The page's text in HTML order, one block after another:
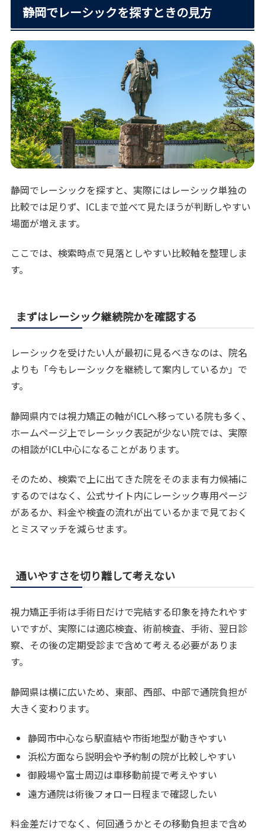
静岡でレーシックを探すときの見方
静岡でレーシックを探すと、実際にはレーシック単独の
比較では足りず、ICLまで並べて見たほうが判断しやすい
場面が増えます。
ここでは、検索時点で見落としやすい比較軸を整理しま
す。
まずはレーシック継続院かを確認する
レーシックを受けたい人が最初に見るべきなのは、院名
よりも「今もレーシックを継続して案内しているか」で
す。
静岡県内では視力矯正の軸がICLへ移っている院も多く、
ホームページ上でレーシック表記が少ない院では、実際
の相談がICL中心になることがあります。
そのため、検索で上に出てきた院をそのまま有力候補に
するのではなく、公式サイト内にレーシック専用ページ
があるか、料金や検査の流れが出ているかまで見ておく
とミスマッチを減らせます。
通いやすさを切り離して考えない
視力矯正手術は手術日だけで完結する印象を持たれやす
いですが、実際には適応検査、術前検査、手術、翌日診
察、その後の定期受診まで含めて考える必要がありま
す。
静岡県は横に広いため、東部、西部、中部で通院負担が
大きく変わります。
静岡市中心なら駅直結や市街地型が動きやすい
浜松方面なら説明会や予約制の院が比較しやすい
御殿場や富士周辺は車移動前提で考えやすい
遠方通院は術後フォロー日程まで確認したい
料金差だけでなく、何回通うかとその移動負担まで含め